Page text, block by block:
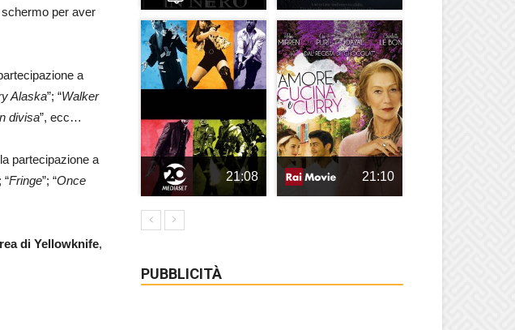
per aver
a
Alaska”; “Walker
divisa”, ecc…
partecipazione a
“Fringe”; “Once
di Yellowknife,
21:08 21:10
PUBBLICITÀ